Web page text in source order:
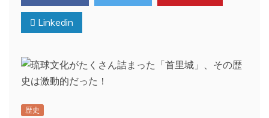
Linkedin
歴史